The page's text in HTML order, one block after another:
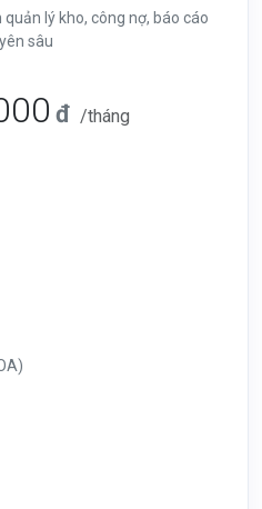
lý kho, công nợ, báo cáo
sâu
đ /tháng